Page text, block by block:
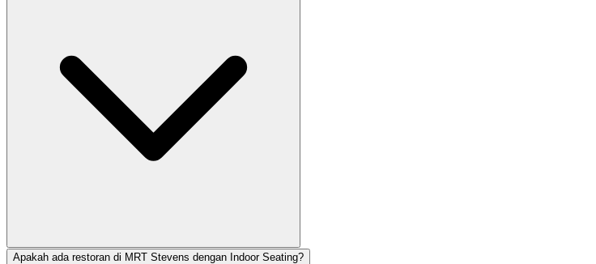
Apakah ada restoran di MRT Stevens dengan Indoor Seating?